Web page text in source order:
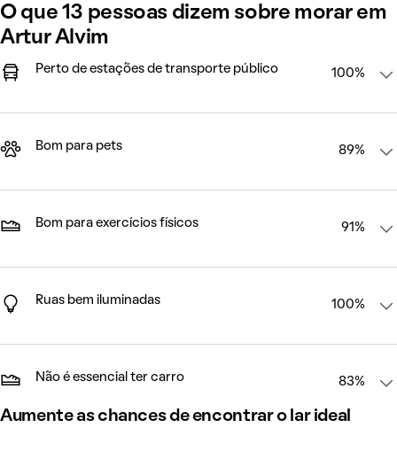
O que 13 pessoas dizem sobre morar em
Artur Alvim
Perto de estações de transporte público 100%
Bom para pets 89%
Bom para exercícios físicos 91%
Ruas bem iluminadas 100%
Não é essencial ter carro 83%
Aumente as chances de encontrar o lar ideal